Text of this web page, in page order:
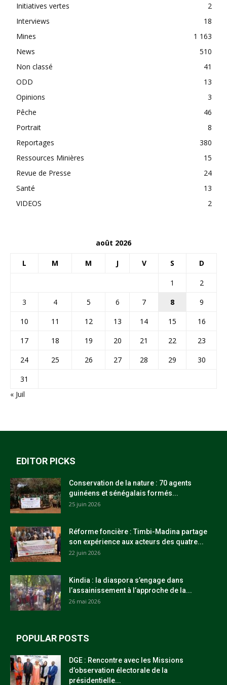
Initiatives vertes
2
Interviews
18
Mines
1 163
News
510
Non classé
41
ODD
13
Opinions
3
Pêche
46
Portrait
8
Reportages
380
Ressources Minières
15
Revue de Presse
24
Santé
13
VIDEOS
2
août 2026
L M M J V S D
1
2
3
4 5 6 7 8
9
10
11 12 13 14 15
16
17
18 19 20 21 22
23
24
25 26 27 28 29
30
31
« Juil
EDITOR PICKS
Conservation de la nature : 70 agents
guinéens et sénégalais formés...
25 juin 2026
Réforme foncière : Timbi-Madina partage
son expérience aux acteurs des quatre...
22 juin 2026
Kindia : la diaspora s’engage dans
l’assainissement à l’approche de la...
26 mai 2026
POPULAR POSTS
DGE : Rencontre avec les Missions
d’observation électorale de la
présidentielle...